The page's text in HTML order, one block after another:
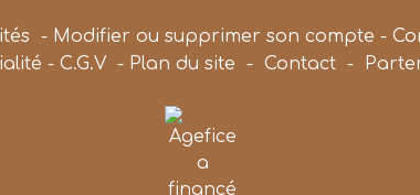
- Modifier ou supprimer son compte -
- C.G.V - Plan du site - Contact -